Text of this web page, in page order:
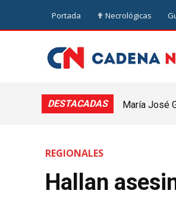
Portada ✟ Necrológicas
DESTACADAS
María José
REGIONALES
Hallan